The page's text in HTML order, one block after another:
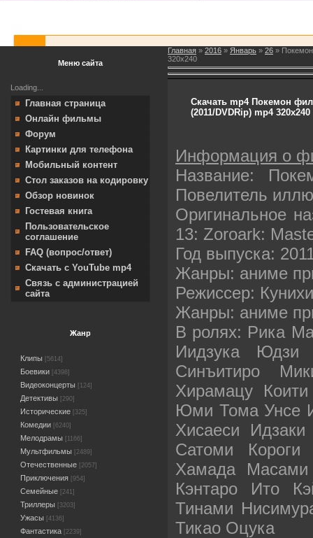
Меню сайта
Loading...
Главная страница
Онлайн фильмы
Форум
Картинки для телефона
Мобильный контент
Стол заказов на кодировку
Обзор новинок
Гостевая книга
Пользовательское
соглашение
FAQ (вопрос/ответ)
Скачать с YouTube mp4
Связь с администрацией
сайта
Жанр
Клипы [5614]
Боевики [4398]
Видеоконцерты [124]
Детективы [290]
Исторические [325]
Комедии [6240]
Мелодрамы [1166]
Мультфильмы [2489]
Отечественные [2057]
Приключения [954]
Семейные [241]
Триллеры [3203]
Ужасы [4136]
Фантастика [2239]
Главная » 2016 » Январь » 26 »
320х240
Скачать mp4 Покемон
(2011/DVDRip) mp4 320х240
Информация о
Название:
Повелитель
Оригинальное
13: Zoroark:
Год выпуска:
Жанры: аниме
Режиссер:
Жанры: аниме
В ролях: Рика
Иидзука Юдзи
Синъитиро
Хирамацу
Юми Тома Унсе
Хисаеси
Сатоми Короги
Хамада Масами
Кэнтаро Ито
Тинами
Тикао Оцука